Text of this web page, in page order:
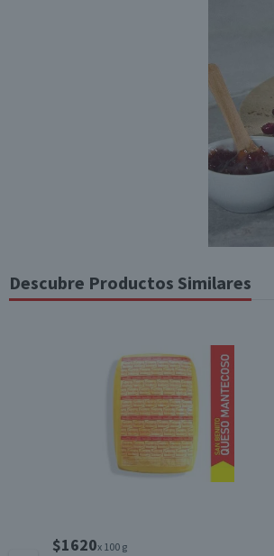
Descubre Productos Similares
$1620x 100 g